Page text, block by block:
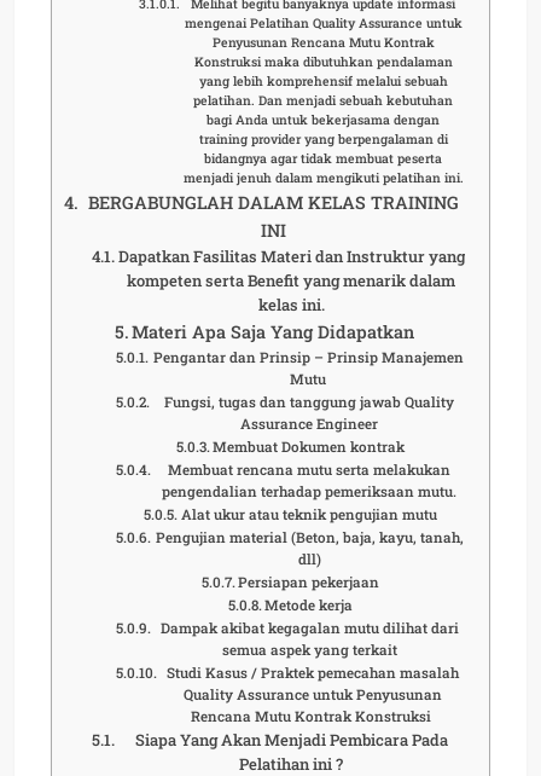
Melihat begitu banyaknya update informasi
mengenai Pelatihan Quality Assurance untuk
Penyusunan Rencana Mutu Kontrak
Konstruksi maka dibutuhkan pendalaman
yang lebih komprehensif melalui sebuah
pelatihan. Dan menjadi sebuah kebutuhan
bagi Anda untuk bekerjasama dengan
training provider yang berpengalaman di
bidangnya agar tidak membuat peserta
menjadi jenuh dalam mengikuti pelatihan ini.
BERGABUNGLAH DALAM KELAS TRAINING
INI
Dapatkan Fasilitas Materi dan Instruktur yang
kompeten serta Benefit yang menarik dalam
kelas ini.
Materi Apa Saja Yang Didapatkan
Pengantar dan Prinsip – Prinsip Manajemen
Mutu
Fungsi, tugas dan tanggung jawab Quality
Assurance Engineer
Membuat Dokumen kontrak
Membuat rencana mutu serta melakukan
pengendalian terhadap pemeriksaan mutu.
Alat ukur atau teknik pengujian mutu
Pengujian material (Beton, baja, kayu, tanah,
dll)
Persiapan pekerjaan
Metode kerja
Dampak akibat kegagalan mutu dilihat dari
semua aspek yang terkait
Studi Kasus / Praktek pemecahan masalah
Quality Assurance untuk Penyusunan
Rencana Mutu Kontrak Konstruksi
Siapa Yang Akan Menjadi Pembicara Pada
Pelatihan ini ?